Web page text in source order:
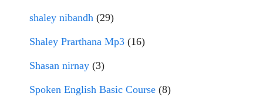
shaley nibandh (29)
Shaley Prarthana Mp3 (16)
Shasan nirnay (3)
Spoken English Basic Course (8)